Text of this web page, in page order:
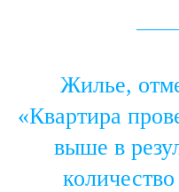
Жилье,
«Квартира
выше в